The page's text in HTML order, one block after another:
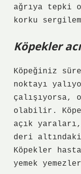
ağrıya tepki
korku
Köpekler
Köpeğiniz
noktayı
çalışıyorsa,
olabilir.
açık
deri
Köpekler
yemek